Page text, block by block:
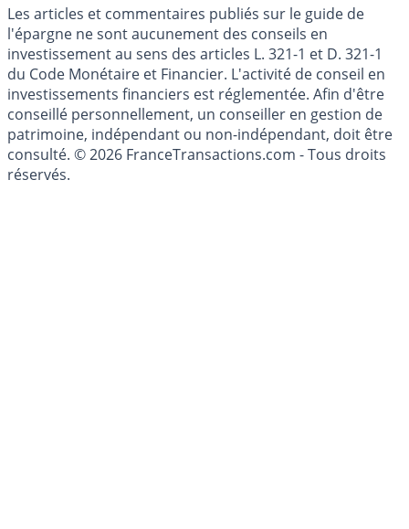
Les articles et commentaires publiés sur le guide de
l'épargne ne sont aucunement des conseils en
investissement au sens des articles L. 321-1 et D. 321-1
du Code Monétaire et Financier. L'activité de conseil en
investissements financiers est réglementée. Afin d'être
conseillé personnellement, un conseiller en gestion de
patrimoine, indépendant ou non-indépendant, doit être
consulté. © 2026 FranceTransactions.com - Tous droits
réservés.